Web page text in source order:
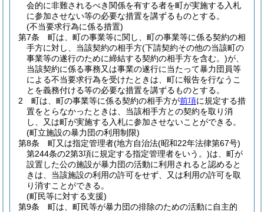
会的に非難されるべき関係を有する者を町が実施する入札
に参加させない等の必要な措置を講ずるものとする。
(不当要求行為に係る措置)
第7条
町は、町の事業等に関し、町の事業等に係る契約の相
手方に対し、当該契約の相手方(下請契約その他の当該町の
事業等の遂行のために締結する契約の相手方を含む。)が、
当該契約に係る事務又は事業の遂行に当たって暴力団員等
による不当要求行為を受けたときは、町に報告を行なうこ
とを義務付ける等の必要な措置を講ずるものとする。
2
町は、町の事業等に係る契約の相手方が前項に規定する措
置をとらなかったときは、当該相手方との契約を取り消
し、又は町が実施する入札に参加させないことができる。
(町立施設の暴力団の利用制限)
第8条
町又は指定管理者(地方自治法(昭和22年法律第67号)
第244条の2第3項に規定する指定管理者をいう。)は、町が
設置した公の施設が暴力団の活動に利用されると認めると
きは、当該施設の利用の許可をせず、又は利用の許可を取
り消すことができる。
(町民等に対する支援)
第9条
町は、町民等が暴力団の排除のための活動に自主的